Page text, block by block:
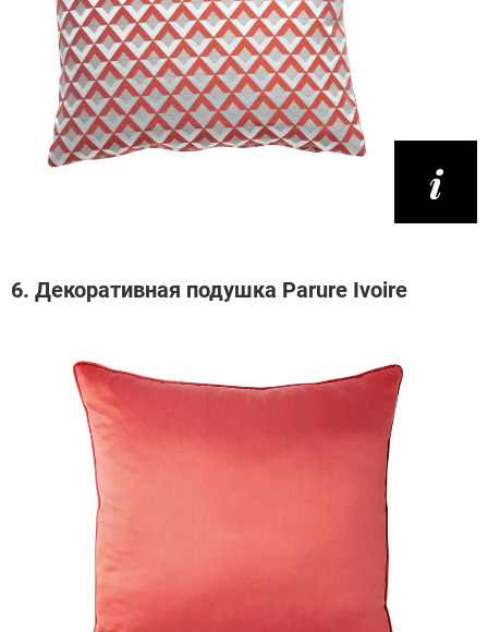
6. Декоративная подушка Parure Ivoire